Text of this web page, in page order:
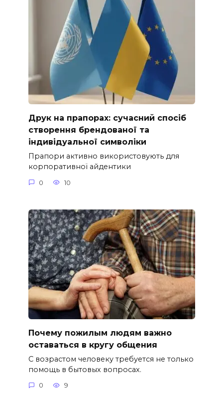
Друк на прапорах: сучасний спосіб
створення брендованої та
індивідуальної символіки
Прапори активно використовують для
корпоративної айдентики
0 10
Почему пожилым людям важно
оставаться в кругу общения
С возрастом человеку требуется не только
помощь в бытовых вопросах.
0 9